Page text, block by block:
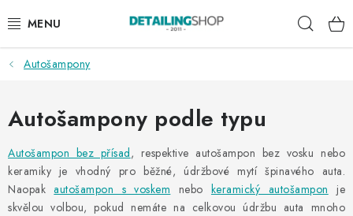
na
AKCE
NOVINKY
EXTERIÉR
INTERIÉR
Autošampony
Autošampony podle typu
Autošampon bez přísad, respektive autošampon bez vosku nebo
keramiky je vhodný pro běžné, údržbové mytí špinavého auta.
Naopakautošampon s voskem nebo keramický autošampon je
skvělou volbou, pokud nemáte na celkovou údržbu auta mnoho